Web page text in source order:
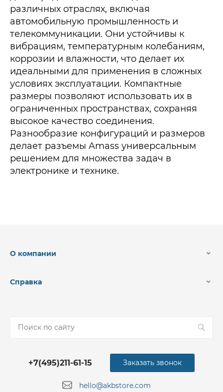
различных отраслях, включая
автомобильную промышленность и
телекоммуникации. Они устойчивы к
вибрациям, температурным колебаниям,
коррозии и влажности, что делает их
идеальными для применения в сложных
условиях эксплуатации. Компактные
размеры позволяют использовать их в
ограниченных пространствах, сохраняя
высокое качество соединения.
Разнообразие конфигураций и размеров
делает разъемы Amass универсальным
решением для множества задач в
электронике и технике.
О компании
Справка
+7(495)211-61-15
hello@akbstore.com
Заказать звонок